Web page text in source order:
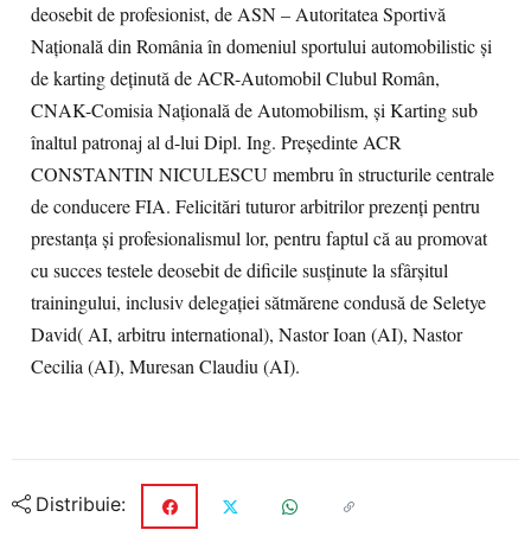
deosebit de profesionist, de ASN – Autoritatea Sportivă
Naţională din România în domeniul sportului automobilistic şi
de karting deţinută de ACR-Automobil Clubul Român,
CNAK-Comisia Naţională de Automobilism, şi Karting sub
înaltul patronaj al d-lui Dipl. Ing. Preşedinte ACR
CONSTANTIN NICULESCU membru în structurile centrale
de conducere FIA. Felicitări tuturor arbitrilor prezenţi pentru
prestanţa şi profesionalismul lor, pentru faptul că au promovat
cu succes testele deosebit de dificile susţinute la sfârşitul
trainingului, inclusiv delegaţiei sătmărene condusă de Seletye
David( AI, arbitru international), Nastor Ioan (AI), Nastor
Cecilia (AI), Muresan Claudiu (AI).
Distribuie: